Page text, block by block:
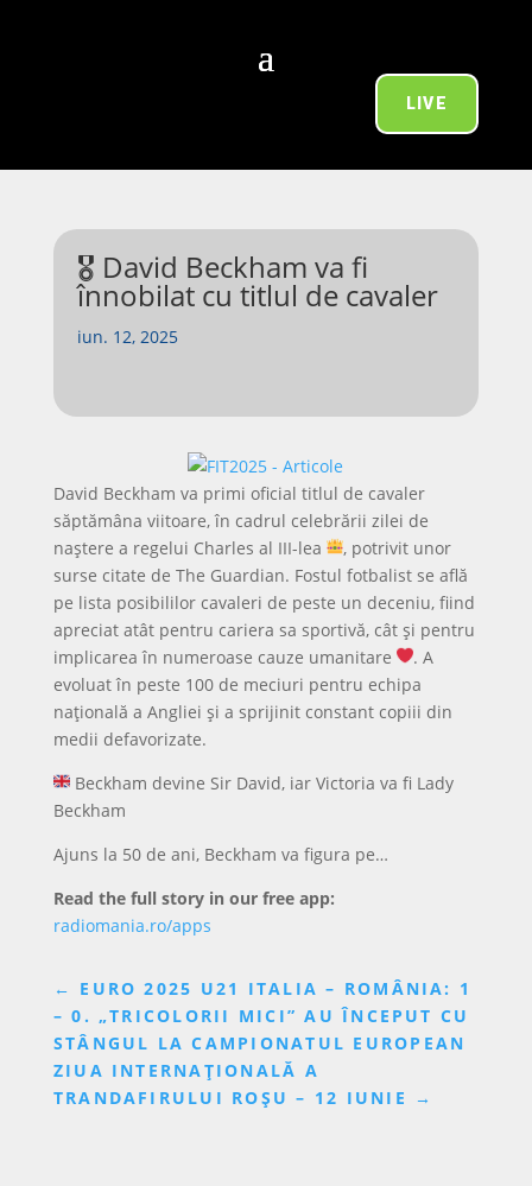
LIVE
🎖️ David Beckham va fi
înnobilat cu titlul de cavaler
iun. 12, 2025
David Beckham va primi oficial titlul de cavaler
săptămâna viitoare, în cadrul celebrării zilei de
naștere a regelui Charles al III-lea
, potrivit unor
surse citate de The Guardian. Fostul fotbalist se află
pe lista posibililor cavaleri de peste un deceniu, fiind
apreciat atât pentru cariera sa sportivă, cât și pentru
implicarea în numeroase cauze umanitare
. A
evoluat în peste 100 de meciuri pentru echipa
națională a Angliei și a sprijinit constant copiii din
medii defavorizate.
Beckham devine Sir David, iar Victoria va fi Lady
Beckham
Ajuns la 50 de ani, Beckham va figura pe…
Read the full story in our free app:
radiomania.ro/apps
← EURO 2025 U21 ITALIA – ROMÂNIA: 1
– 0. „TRICOLORII MICI” AU ÎNCEPUT CU
STÂNGUL LA CAMPIONATUL EUROPEAN
ZIUA INTERNAȚIONALĂ A
TRANDAFIRULUI ROȘU – 12 IUNIE →